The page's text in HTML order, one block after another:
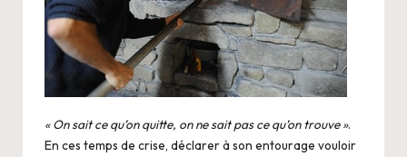
« On sait ce qu’on quitte, on ne sait pas ce qu’on trouve ».
En ces temps de crise, déclarer à son entourage vouloir